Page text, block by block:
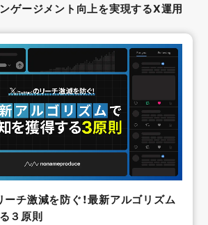
ゲージメント向上を実現するX運用
チ激減を防ぐ！最新アルゴリズム
３原則